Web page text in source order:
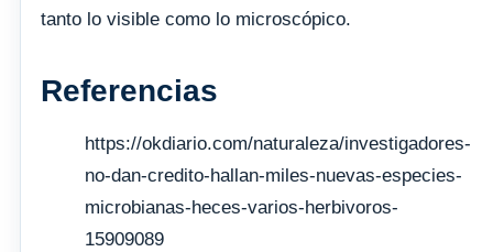
tanto lo visible como lo microscópico.
Referencias
https://okdiario.com/naturaleza/investigadores-
no-dan-credito-hallan-miles-nuevas-especies-
microbianas-heces-varios-herbivoros-
15909089